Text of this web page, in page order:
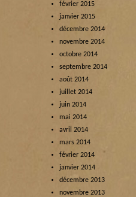
février 2015
janvier 2015
décembre 2014
novembre 2014
octobre 2014
septembre 2014
août 2014
juillet 2014
juin 2014
mai 2014
avril 2014
mars 2014
février 2014
janvier 2014
décembre 2013
novembre 2013